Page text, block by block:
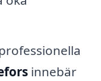
innebär